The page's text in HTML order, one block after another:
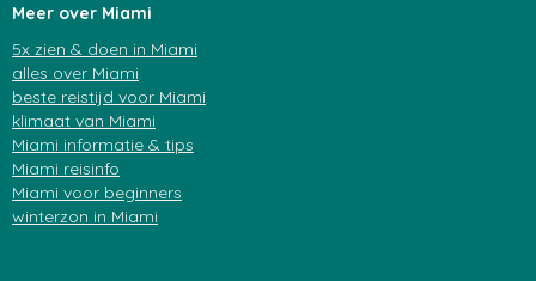
Meer over Miami
5x zien & doen in Miami
alles over Miami
beste reistijd voor Miami
klimaat van Miami
Miami informatie & tips
Miami reisinfo
Miami voor beginners
winterzon in Miami